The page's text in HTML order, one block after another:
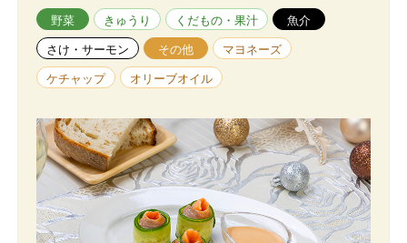
野菜 きゅうり くだもの・果汁 魚介
さけ・サーモン その他 マヨネーズ
ケチャップ オリーブオイル